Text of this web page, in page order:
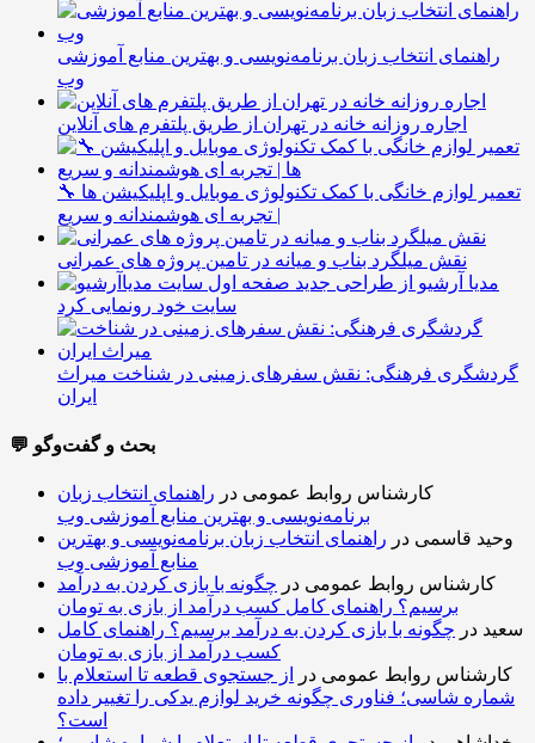
راهنمای انتخاب زبان برنامه‌نویسی و بهترین منابع آموزشی
وب
اجاره روزانه خانه در تهران از طریق پلتفرم های آنلاین
🔧 تعمیر لوازم خانگی با کمک تکنولوژی موبایل و اپلیکیشن ها
| تجربه ای هوشمندانه و سریع
نقش میلگرد بناب و میانه در تامین پروژه های عمرانی
مدیا آرشیو از طراحی جدید
سایت خود رونمایی کرد
گردشگری فرهنگی: نقش سفرهای زمینی در شناخت میراث
ایران
💬 بحث و گفت‌وگو
کارشناس روابط عمومی در راهنمای انتخاب زبان
برنامه‌نویسی و بهترین منابع آموزشی وب
وحید قاسمی در راهنمای انتخاب زبان برنامه‌نویسی و بهترین
منابع آموزشی وب
کارشناس روابط عمومی در چگونه با بازی کردن به درآمد
برسیم؟ راهنمای کامل کسب درآمد از بازی به تومان
سعید در چگونه با بازی کردن به درآمد برسیم؟ راهنمای کامل
کسب درآمد از بازی به تومان
کارشناس روابط عمومی در
از جستجوی قطعه تا استعلام با
شماره شاسی؛ فناوری چگونه خرید لوازم یدکی را تغییر داده
است؟